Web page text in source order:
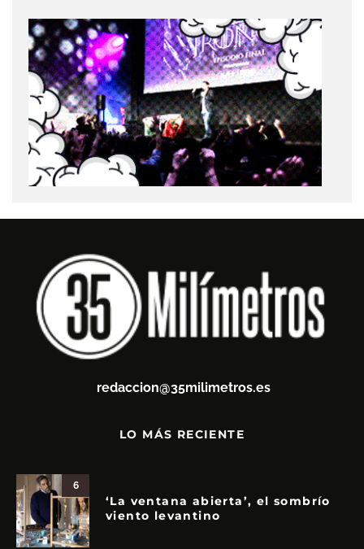
redaccion@35milimetros.es
LO MÁS RECIENTE
6
‘La ventana abierta’, el sombrío
viento levantino